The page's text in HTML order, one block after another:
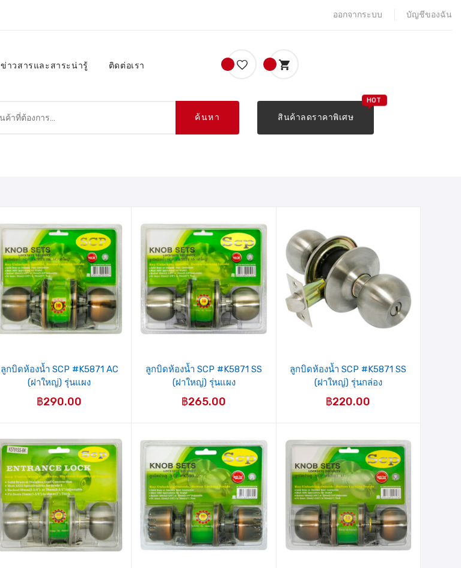
ออกจากระบบ บัญชีของฉัน
ข่าวสารและสาระน่ารู้ ติดต่อเรา
ค้นหา สินค้าลดราคาพิเศษ
ลูกบิดห้องน้ำ SCP #K5871 AC
(ฝาใหญ่) รุ่นแผง
฿290.00
ลูกบิดห้องน้ำ SCP #K5871 SS
(ฝาใหญ่) รุ่นแผง
฿265.00
ลูกบิดห้องน้ำ SCP #K5871 SS
(ฝาใหญ่) รุ่นกล่อง
฿220.00